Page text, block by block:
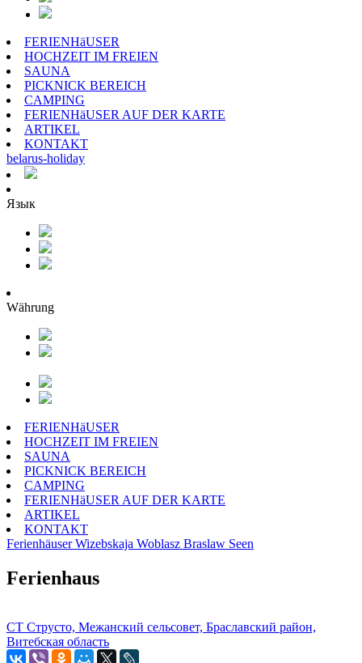
FERIENHäUSER
HOCHZEIT IM FREIEN
SAUNA
PICKNICK BEREICH
CAMPING
FERIENHäUSER AUF DER KARTE
ARTIKEL
KONTAKT
belarus-holiday
Язык
Währung
FERIENHäUSER
HOCHZEIT IM FREIEN
SAUNA
PICKNICK BEREICH
CAMPING
FERIENHäUSER AUF DER KARTE
ARTIKEL
KONTAKT
Ferienhäuser Wizebskaja Woblasz Braslaw Seen
Ferienhaus
СТ Струсто, Межанский сельсовет, Браславский район,
Витебская область